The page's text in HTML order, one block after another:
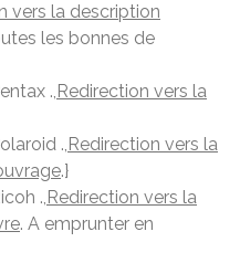
vers la description
les bonnes de
., Redirection vers la
., Redirection vers la
.}
., Redirection vers la
. A emprunter en